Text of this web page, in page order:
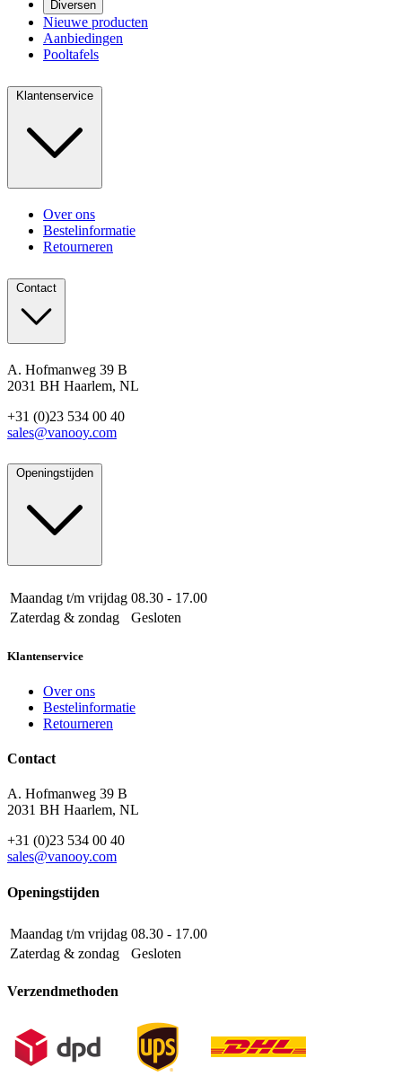
Diversen
Nieuwe producten
Aanbiedingen
Pooltafels
Klantenservice
Over ons
Bestelinformatie
Retourneren
Contact
A. Hofmanweg 39 B
2031 BH Haarlem, NL
+31 (0)23 534 00 40
sales@vanooy.com
Openingstijden
Maandag t/m vrijdag 08.30 - 17.00
Zaterdag & zondag
Gesloten
Klantenservice
Over ons
Bestelinformatie
Retourneren
Contact
A. Hofmanweg 39 B
2031 BH Haarlem, NL
+31 (0)23 534 00 40
sales@vanooy.com
Openingstijden
Maandag t/m vrijdag 08.30 - 17.00
Zaterdag & zondag
Gesloten
Verzendmethoden